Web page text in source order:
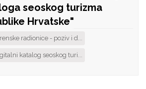
seoskog turizma
Hrvatske"
radionice - poziv i d...
katalog seoskog turi...